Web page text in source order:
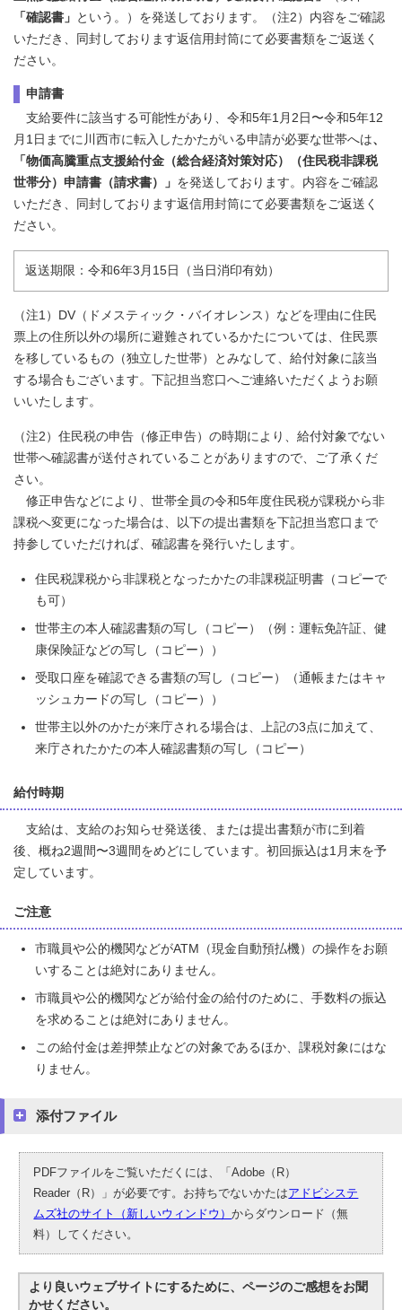
「確認書」 という。）を発送しております。（注2）内容をご確認
いただき、同封しております返信用封筒にて必要書類をご返送く
ださい。
申請書
支給要件に該当する可能性があり、令和5年1月2日〜令和5年12
月1日までに川西市に転入したかたがいる申請が必要な世帯へは、
「物価高騰重点支援給付金（総合経済対策対応）（住民税非課税
世帯分）申請書（請求書）」 を発送しております。内容をご確認
いただき、同封しております返信用封筒にて必要書類をご返送く
ださい。
返送期限：令和6年3月15日（当日消印有効）
（注1）DV（ドメスティック・バイオレンス）などを理由に住民
票上の住所以外の場所に避難されているかたについては、住民票
を移しているもの（独立した世帯）とみなして、給付対象に該当
する場合もございます。下記担当窓口へご連絡いただくようお願
いいたします。
（注2）住民税の申告（修正申告）の時期により、給付対象でない
世帯へ確認書が送付されていることがありますので、ご了承くだ
さい。
修正申告などにより、世帯全員の令和5年度住民税が課税から非
課税へ変更になった場合は、以下の提出書類を下記担当窓口まで
持参していただければ、確認書を発行いたします。
住民税課税から非課税となったかたの非課税証明書（コピーで
も可）
世帯主の本人確認書類の写し（コピー）（例：運転免許証、健
康保険証などの写し（コピー））
受取口座を確認できる書類の写し（コピー）（通帳またはキャ
ッシュカードの写し（コピー））
世帯主以外のかたが来庁される場合は、上記の3点に加えて、
来庁されたかたの本人確認書類の写し（コピー）
給付時期
支給は、支給のお知らせ発送後、または提出書類が市に到着
後、概ね2週間〜3週間をめどにしています。初回振込は1月末を予
定しています。
ご注意
市職員や公的機関などがATM（現金自動預払機）の操作をお願
いすることは絶対にありません。
市職員や公的機関などが給付金の給付のために、手数料の振込
を求めることは絶対にありません。
この給付金は差押禁止などの対象であるほか、課税対象にはな
りません。
添付ファイル
PDFファイルをご覧いただくには、「Adobe（R）
Reader（R）」が必要です。お持ちでないかたはアドビシステ
ムズ社のサイト（新しいウィンドウ）からダウンロード（無
料）してください。
より良いウェブサイトにするために、ページのご感想をお聞
かせください。